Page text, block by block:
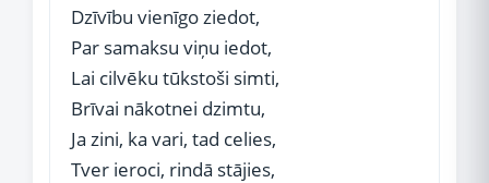
Dzīvību vienīgo ziedot,
Par samaksu viņu iedot,
Lai cilvēku tūkstoši simti,
Brīvai nākotnei dzimtu,
Ja zini, ka vari, tad celies,
Tver ieroci, rindā stājies,